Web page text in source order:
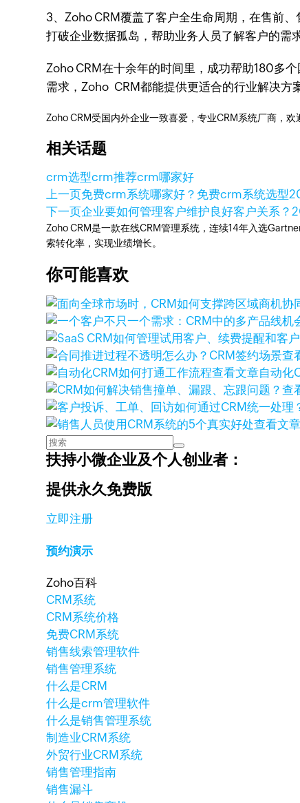
3、Zoho CRM覆盖了客户全生命周期，在售前
打破企业数据孤岛，帮助业务人员了解客户的需
Zoho CRM在十余年的时间里，成功帮助180多
需求，Zoho CRM都能提供更适合的行业解决方
Zoho CRM受国内外企业一致喜爱，专业CRM系统厂商，欢
相关话题
crm选型crm推荐crm哪家好
上一页免费crm系统哪家好？免费crm系统选型
下一页企业要如何管理客户维护良好客户关系？
Zoho CRM是一款在线CRM管理系统，连续14年入选
索转化率，实现业绩增长。
你可能喜欢
查
查看文章自动化
查
查看文
扶持小微企业及个人创业者：
提供永久免费版
立即注册
预约演示
Zoho百科
CRM系统
CRM系统价格
免费CRM系统
销售线索管理软件
销售管理系统
什么是CRM
什么是crm管理软件
什么是销售管理系统
制造业CRM系统
外贸行业CRM系统
销售管理指南
销售漏斗